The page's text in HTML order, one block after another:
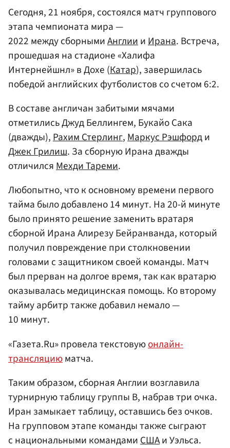
Сегодня, 21 ноября, состоялся матч группового
этапа чемпионата мира —
2022 между сборнымиАнглиииИрана. Встреча,
прошедшая на стадионе «Халифа
Интернейшнл» в Дохе (Катар), завершилась
победой английских футболистов со счетом 6:2.
В составе англичан забитыми мячами
отметились Джуд Беллингем, Букайо Сака
(дважды),Рахим Стерлинг,Маркус Рэшфорди
Джек Грилиш. За сборную Ирана дважды
отличилсяМехди Тареми.
Любопытно, что к основному времени первого
тайма было добавлено 14 минут. На 20-й минуте
было принято решение заменить вратаря
сборной Ирана Алирезу Бейранванда, который
получил повреждение при столкновении
головами с защитником своей команды. Матч
был прерван на долгое время, так как вратарю
оказывалась медицинская помощь. Ко второму
тайму арбитр также добавил немало —
10 минут.
«Газета.Ru» провела текстовуюонлайн-
трансляциюматча.
Таким образом, сборная Англии возглавила
турнирную таблицу группы В, набрав три очка.
Иран замыкает таблицу, оставшись без очков.
На групповом этапе команды также сыграют
с национальными командамиСШАи Уэльса.